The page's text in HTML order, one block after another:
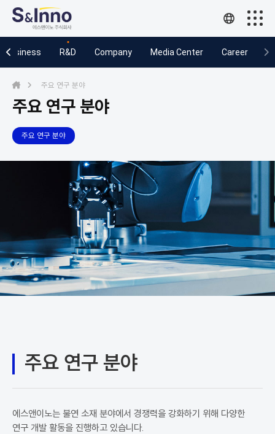
Business R&D Company Media Center Career
Business
R&D
Career
주요 연구 분야
주요 연구 분야
주요 연구 분야
주요 연구 분야
에스앤이노는 불연 소재 분야에서 경쟁력을 강화하기 위해 다양한
연구 개발 활동을 진행하고 있습니다.